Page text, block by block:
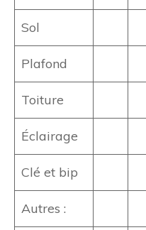
Sol
Plafond
Toiture
Éclairage
Clé et bip
Autres :